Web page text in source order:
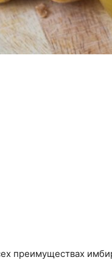
преимуществах